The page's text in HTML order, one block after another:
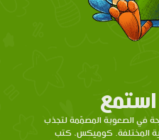
استمع
في الصعوبة المصمّمة لتجذب
المختلفة. كوميكس، كتب